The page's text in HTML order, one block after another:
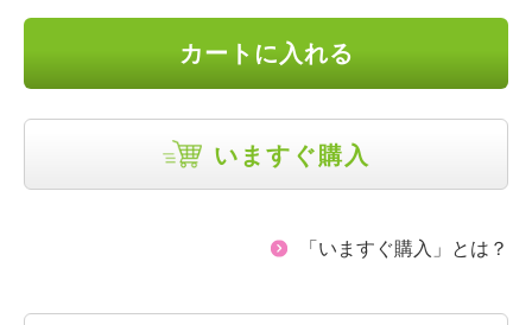
カートに入れる
いますぐ購入
「いますぐ購入」とは？